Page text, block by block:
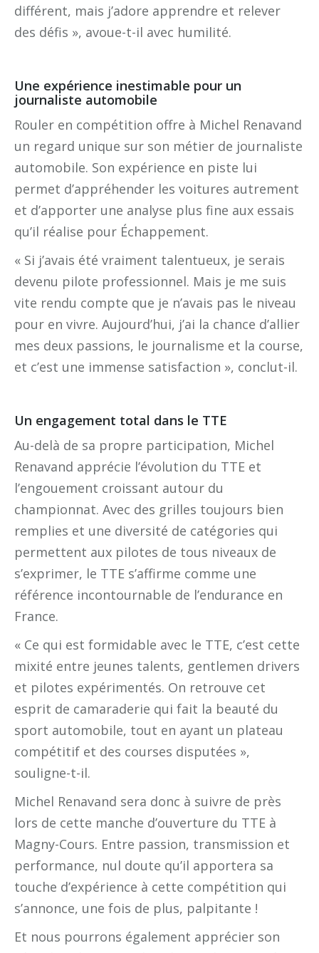
différent, mais j’adore apprendre et relever
des défis », avoue-t-il avec humilité.
Une expérience inestimable pour un
journaliste automobile
Rouler en compétition offre à Michel Renavand
un regard unique sur son métier de journaliste
automobile. Son expérience en piste lui
permet d’appréhender les voitures autrement
et d’apporter une analyse plus fine aux essais
qu’il réalise pour Échappement.
« Si j’avais été vraiment talentueux, je serais
devenu pilote professionnel. Mais je me suis
vite rendu compte que je n’avais pas le niveau
pour en vivre. Aujourd’hui, j’ai la chance d’allier
mes deux passions, le journalisme et la course,
et c’est une immense satisfaction », conclut-il.
Un engagement total dans le TTE
Au-delà de sa propre participation, Michel
Renavand apprécie l’évolution du TTE et
l’engouement croissant autour du
championnat. Avec des grilles toujours bien
remplies et une diversité de catégories qui
permettent aux pilotes de tous niveaux de
s’exprimer, le TTE s’affirme comme une
référence incontournable de l’endurance en
France.
« Ce qui est formidable avec le TTE, c’est cette
mixité entre jeunes talents, gentlemen drivers
et pilotes expérimentés. On retrouve cet
esprit de camaraderie qui fait la beauté du
sport automobile, tout en ayant un plateau
compétitif et des courses disputées »,
souligne-t-il.
Michel Renavand sera donc à suivre de près
lors de cette manche d’ouverture du TTE à
Magny-Cours. Entre passion, transmission et
performance, nul doute qu’il apportera sa
touche d’expérience à cette compétition qui
s’annonce, une fois de plus, palpitante !
Et nous pourrons également apprécier son